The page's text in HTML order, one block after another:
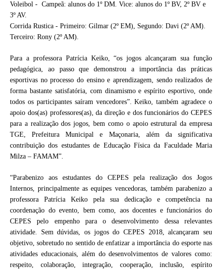
Voleibol - Campeã: alunos do 1º DM. Vice: alunos do 1º BV, 2º BV e
3º AV.
Corrida Rustica - Primeiro: Gilmar (2º EM), Segundo: Davi (2º AM).
Terceiro: Rony (2º AM).
Para a professora Patrícia Keiko, “os jogos alcançaram sua função
pedagógica, ao passo que demonstrou a importância das práticas
esportivas no processo do ensino e aprendizagem, sendo realizados de
forma bastante satisfatória, com dinamismo e espírito esportivo, onde
todos os participantes saíram vencedores”. Keiko, também agradece o
apoio dos(as) professores(as), da direção e dos funcionários do CEPES
para a realização dos jogos, bem como o apoio estrutural da empresa
TGE, Prefeitura Municipal e Maçonaria, além da significativa
contribuição dos estudantes de Educação Física da Faculdade Maria
Milza – FAMAM”.
“Parabenizo aos estudantes do CEPES pela realização dos Jogos
Internos, principalmente as equipes vencedoras, também parabenizo a
professora Patrícia Keiko pela sua dedicação e competência na
coordenação do evento, bem como, aos docentes e funcionários do
CEPES pelo empenho para o desenvolvimento dessa relevantes
atividade. Sem dúvidas, os jogos do CEPES 2018, alcançaram seu
objetivo, sobretudo no sentido de enfatizar a importância do esporte nas
atividades educacionais, além do desenvolvimentos de valores como:
respeito, colaboração, integração, cooperação, inclusão, espírito